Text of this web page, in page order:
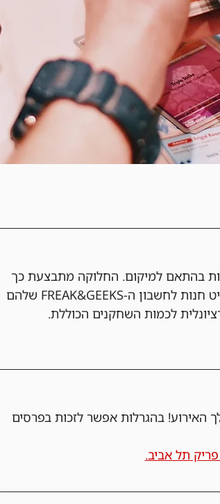
בהתאם למיקום. החלוקה מתבצעת כך
שהשחקנים המובילים – לדוגמה, הטופ 3, הטופ 5 או הטופ 8 – יקבלו קרדיט חנות לחשבון ה-FREAK&GEEKS שלהם
לכמות השחקנים הכוללת.
האירוע! בהגרלות אפשר לזכות בפרסים
תל אביב.